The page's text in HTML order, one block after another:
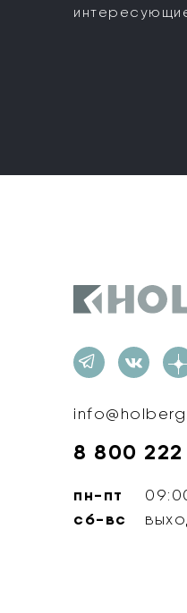
8 800
пн-пт
сб-вс